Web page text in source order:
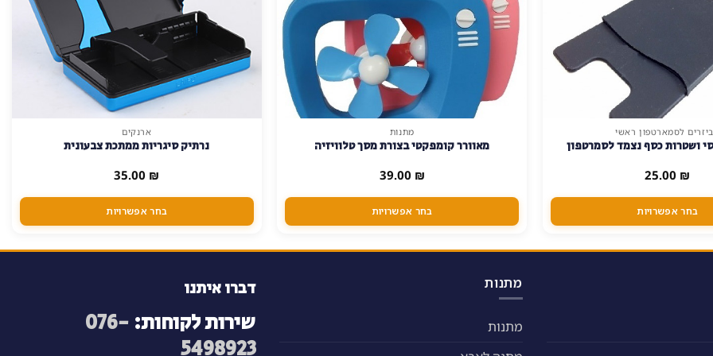
לסמארטפון ראשי
ושטרות כסף נצמד לסמרטפון
25.00 ₪
בחר אפשרויות
מתנות
מאוורר קומפקטי בצורת מסך טלוויזיה
39.00 ₪
בחר אפשרויות
ניתן
האפשרויות
בעמוד
ארנקים
נרתיק סיגריות ממתכת צבעונית
35.00 ₪
בחר אפשרויות
ניתן
האפשרויות
המוצר
מתנות
מתנות
דברו איתנו
שירות לקוחות: 076-
5498923